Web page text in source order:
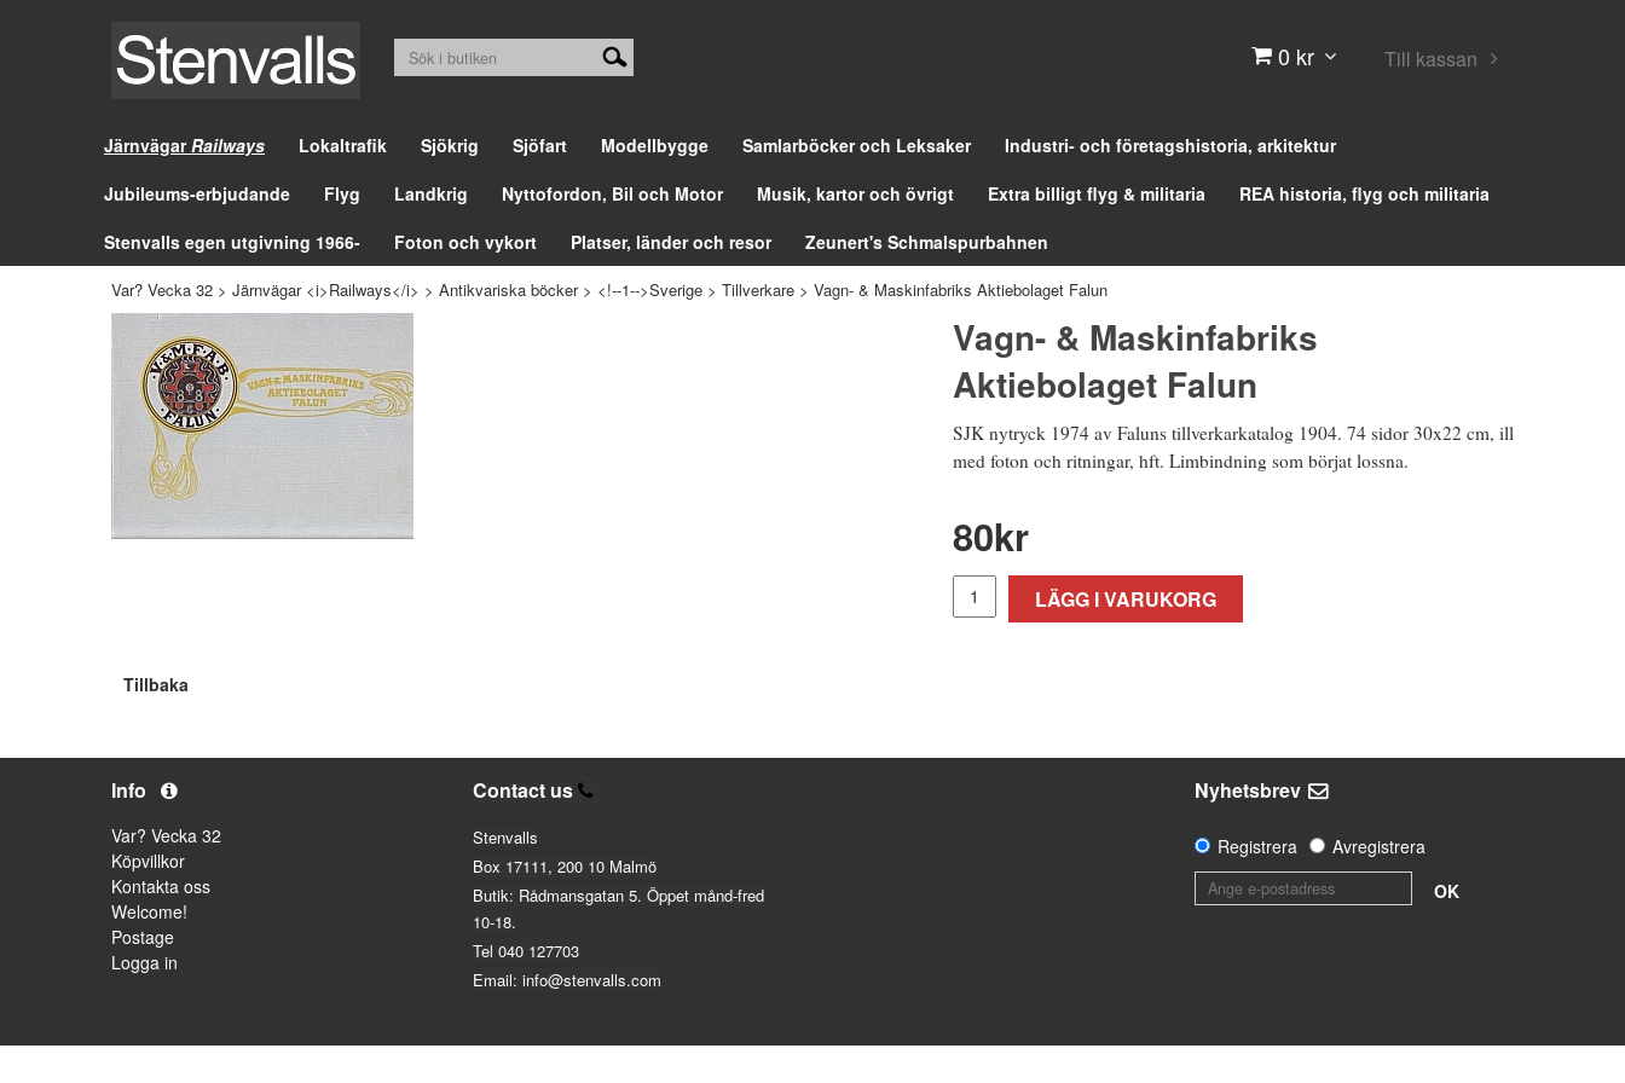
0 kr Till kassan
JärnvägarRailways Lokaltrafik Sjökrig Sjöfart Modellbygge Samlarböcker och Leksaker
Industri- och företagshistoria, arkitektur
Jubileums-erbjudande
Flyg Landkrig Nyttofordon, Bil och Motor Musik, kartor och övrigt Extra billigt flyg & militaria
REA historia, flyg och militaria
Stenvalls egen utgivning 1966-
Foton och vykort Platser, länder och resor Zeunert's Schmalspurbahnen
Var? Vecka 32 > Järnvägar <i>Railways</i> > Antikvariska böcker> <!--1-->Sverige > Tillverkare > Vagn- & Maskinfabriks Aktiebolaget Falun
Vagn- & Maskinfabriks
Aktiebolaget Falun
SJK nytryck 1974 av Faluns tillverkarkatalog 1904. 74 sidor 30x22 cm, ill
med foton och ritningar, hft. Limbindning som börjat lossna.
80kr
LÄGG I VARUKORG
Tillbaka
Info
Var? Vecka 32
Köpvillkor
Kontakta oss
Welcome!
Postage
Logga in
Contact us
Stenvalls
Box 17111, 200 10 Malmö
Butik: Rådmansgatan 5. Öppet månd-fred
10-18.
Tel 040 127703
Email: info@stenvalls.com
Nyhetsbrev
Registrera
Avregistrera
OK